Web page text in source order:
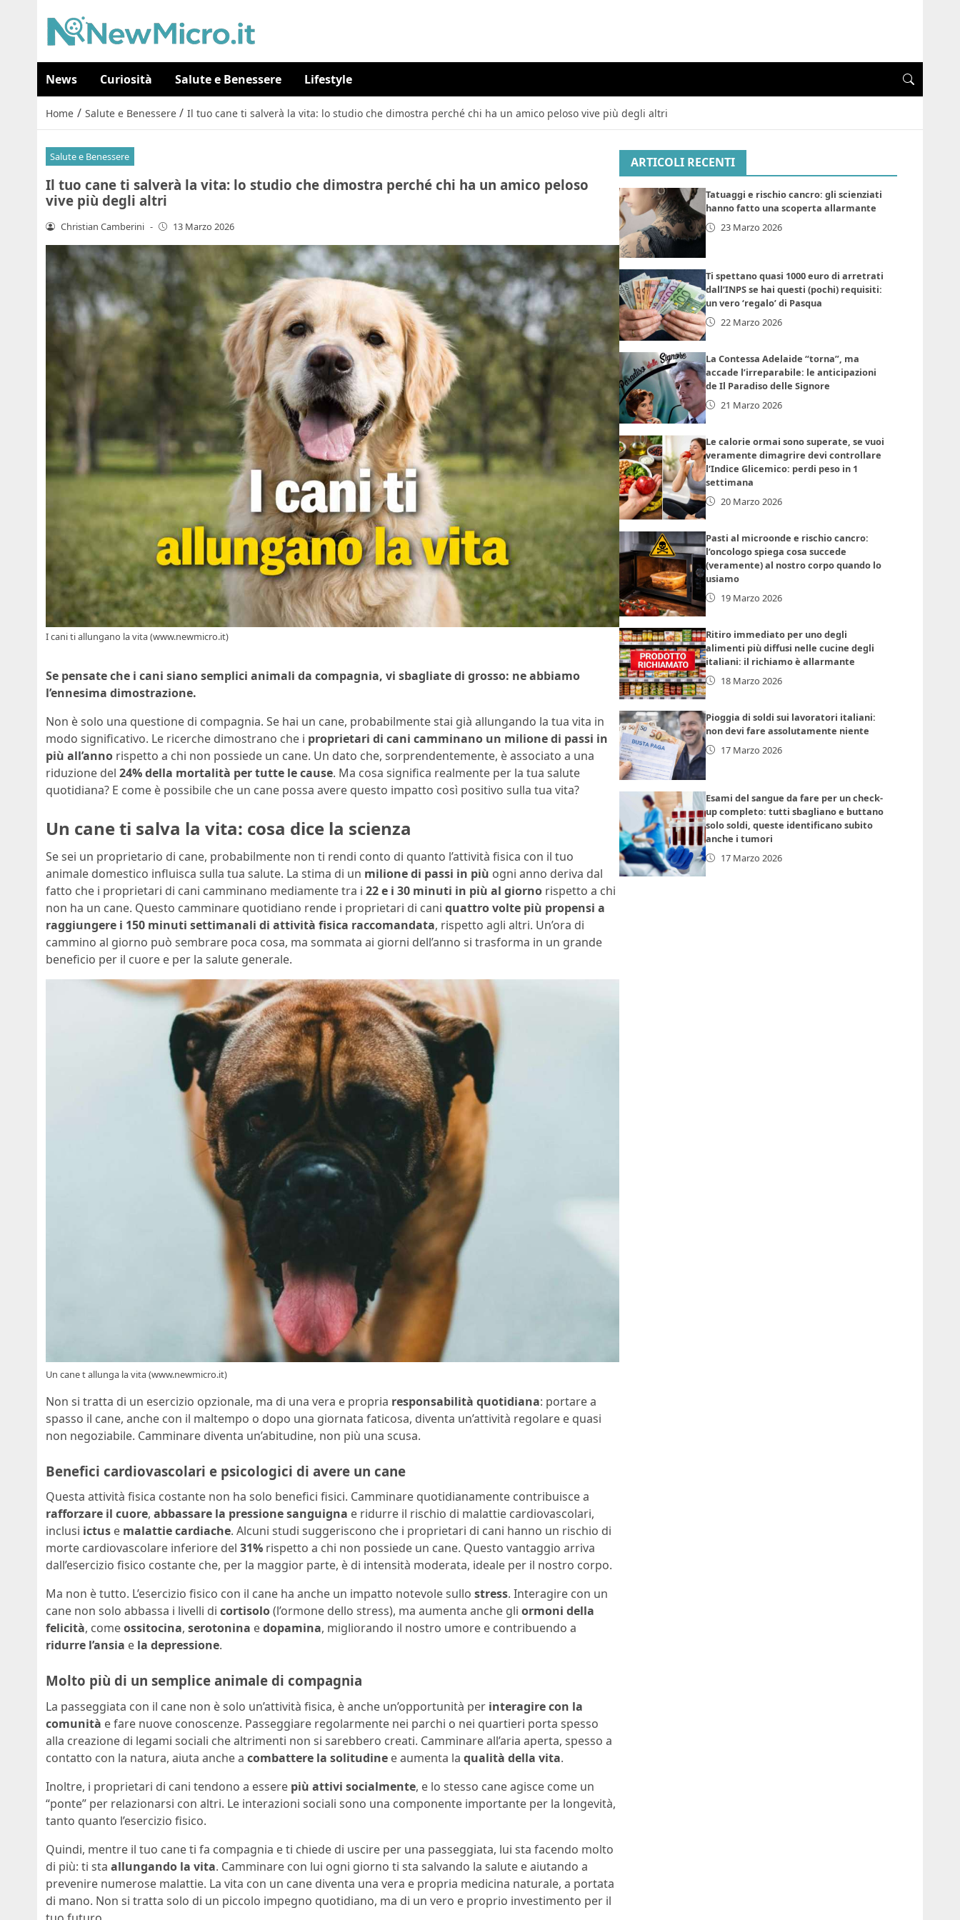
News Curiosità Salute e Benessere Lifestyle
Home / Salute e Benessere / Il tuo cane ti salverà la vita: lo studio che dimostra perché chi ha un amico peloso vive più degli altri
Salute e Benessere
Il tuo cane ti salverà la vita: lo studio che dimostra perché chi ha un amico peloso
vive più degli altri
Christian Camberini - 13 Marzo 2026
I cani ti allungano la vita (www.newmicro.it)
Se pensate che i cani siano semplici animali da compagnia, vi sbagliate di grosso: ne abbiamo
l’ennesima dimostrazione.
Non è solo una questione di compagnia. Se hai un cane, probabilmente stai già allungando la tua vita in
modo significativo. Le ricerche dimostrano che i proprietari di cani camminano un milione di passi in
più all’anno rispetto a chi non possiede un cane. Un dato che, sorprendentemente, è associato a una
riduzione del 24% della mortalità per tutte le cause. Ma cosa significa realmente per la tua salute
quotidiana? E come è possibile che un cane possa avere questo impatto così positivo sulla tua vita?
Un cane ti salva la vita: cosa dice la scienza
Se sei un proprietario di cane, probabilmente non ti rendi conto di quanto l’attività fisica con il tuo
animale domestico influisca sulla tua salute. La stima di un milione di passi in più ogni anno deriva dal
fatto che i proprietari di cani camminano mediamente tra i 22 e i 30 minuti in più al giorno rispetto a chi
non ha un cane. Questo camminare quotidiano rende i proprietari di cani quattro volte più propensi a
raggiungere i 150 minuti settimanali di attività fisica raccomandata, rispetto agli altri. Un’ora di
cammino al giorno può sembrare poca cosa, ma sommata ai giorni dell’anno si trasforma in un grande
beneficio per il cuore e per la salute generale.
Un cane t allunga la vita (www.newmicro.it)
Non si tratta di un esercizio opzionale, ma di una vera e propria responsabilità quotidiana: portare a
spasso il cane, anche con il maltempo o dopo una giornata faticosa, diventa un’attività regolare e quasi
non negoziabile. Camminare diventa un’abitudine, non più una scusa.
Benefici cardiovascolari e psicologici di avere un cane
Questa attività fisica costante non ha solo benefici fisici. Camminare quotidianamente contribuisce a
rafforzare il cuore, abbassare la pressione sanguigna e ridurre il rischio di malattie cardiovascolari,
inclusi ictus e malattie cardiache. Alcuni studi suggeriscono che i proprietari di cani hanno un rischio di
morte cardiovascolare inferiore del 31% rispetto a chi non possiede un cane. Questo vantaggio arriva
dall’esercizio fisico costante che, per la maggior parte, è di intensità moderata, ideale per il nostro corpo.
Ma non è tutto. L’esercizio fisico con il cane ha anche un impatto notevole sullo stress. Interagire con un
cane non solo abbassa i livelli di cortisolo(l’ormone dello stress), ma aumenta anche gli ormoni della
felicità, comeossitocina, serotonina edopamina, migliorando il nostro umore e contribuendo a
ridurre l’ansia e la depressione.
Molto più di un semplice animale di compagnia
La passeggiata con il cane non è solo un’attività fisica, è anche un’opportunità per interagire con la
comunità e fare nuove conoscenze. Passeggiare regolarmente nei parchi o nei quartieri porta spesso
alla creazione di legami sociali che altrimenti non si sarebbero creati. Camminare all’aria aperta, spesso a
contatto con la natura, aiuta anche a combattere la solitudine e aumenta la qualità della vita.
Inoltre, i proprietari di cani tendono a essere più attivi socialmente, e lo stesso cane agisce come un
“ponte” per relazionarsi con altri. Le interazioni sociali sono una componente importante per la longevità,
tanto quanto l’esercizio fisico.
Quindi, mentre il tuo cane ti fa compagnia e ti chiede di uscire per una passeggiata, lui sta facendo molto
di più: ti sta allungando la vita. Camminare con lui ogni giorno ti sta salvando la salute e aiutando a
prevenire numerose malattie. La vita con un cane diventa una vera e propria medicina naturale, a portata
di mano. Non si tratta solo di un piccolo impegno quotidiano, ma di un vero e proprio investimento per il
ARTICOLI RECENTI
Tatuaggi e rischio cancro: gli scienziati
hanno fatto una scoperta allarmante
23 Marzo 2026
Ti spettano quasi 1000 euro di arretrati
dall’INPS se hai questi (pochi) requisiti:
un vero ‘regalo’ di Pasqua
22 Marzo 2026
La Contessa Adelaide “torna”, ma
accade l’irreparabile: le anticipazioni
de Il Paradiso delle Signore
21 Marzo 2026
Le calorie ormai sono superate, se vuoi
veramente dimagrire devi controllare
l’Indice Glicemico: perdi peso in 1
settimana
20 Marzo 2026
Pasti al microonde e rischio cancro:
l’oncologo spiega cosa succede
(veramente) al nostro corpo quando lo
usiamo
19 Marzo 2026
Ritiro immediato per uno degli
alimenti più diffusi nelle cucine degli
italiani: il richiamo è allarmante
18 Marzo 2026
Pioggia di soldi sui lavoratori italiani:
non devi fare assolutamente niente
17 Marzo 2026
Esami del sangue da fare per un check-
up completo: tutti sbagliano e buttano
solo soldi, queste identificano subito
anche i tumori
17 Marzo 2026